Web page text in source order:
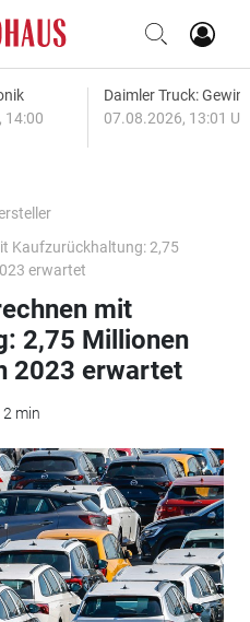
14:00
Daimler Truck:
07.08.2026, 13:01
Kaufzurückhaltung: 2,75
erwartet
mit
2,75 Millionen
2023 erwartet
2 min